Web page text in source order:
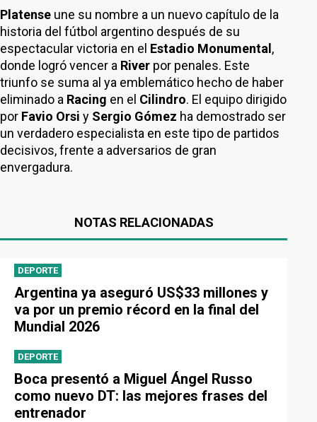
Platense une su nombre a un nuevo capítulo de la
historia del fútbol argentino después de su
espectacular victoria en el Estadio Monumental ,
donde logró vencer a River por penales. Este
triunfo se suma al ya emblemático hecho de haber
eliminado a Racing en el Cilindro. El equipo dirigido
por Favio Orsi y Sergio Gómez ha demostrado ser
un verdadero especialista en este tipo de partidos
decisivos, frente a adversarios de gran
envergadura.
NOTAS RELACIONADAS
DEPORTE
Argentina ya aseguró US$33 millones y
va por un premio récord en la final del
Mundial 2026
DEPORTE
Boca presentó a Miguel Ángel Russo
como nuevo DT: las mejores frases del
entrenador